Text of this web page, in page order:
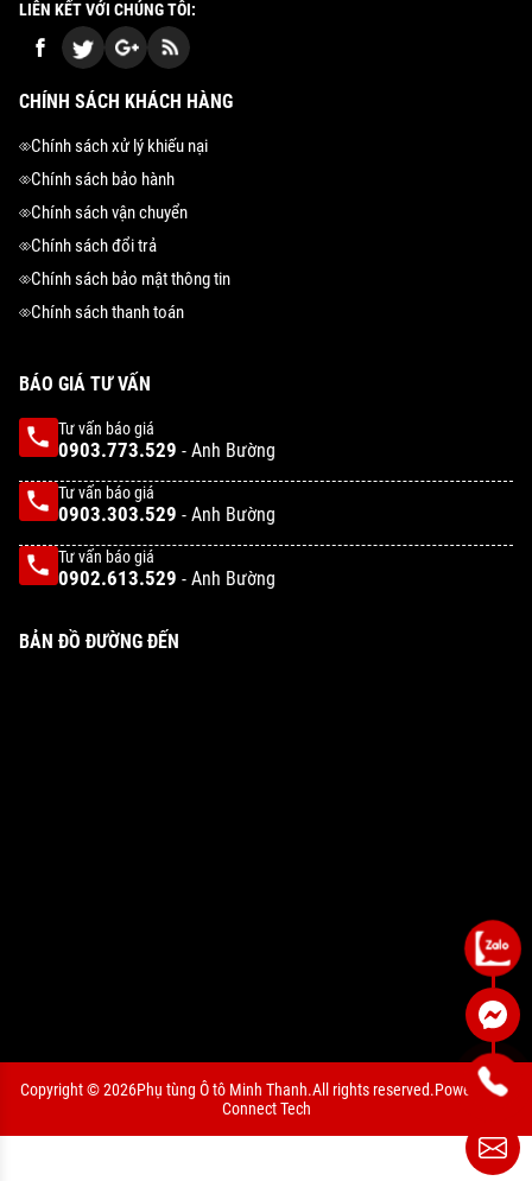
LIÊN KẾT VỚI CHÚNG TÔI:
CHÍNH SÁCH KHÁCH HÀNG
Chính sách xử lý khiếu nại
Chính sách bảo hành
Chính sách vận chuyển
Chính sách đổi trả
Chính sách bảo mật thông tin
Chính sách thanh toán
BÁO GIÁ TƯ VẤN
Tư vấn báo giá
0903.773.529 - Anh Bường
Tư vấn báo giá
0903.303.529 - Anh Bường
Tư vấn báo giá
0902.613.529 - Anh Bường
BẢN ĐỒ ĐƯỜNG ĐẾN
Copyright © 2026Phụ tùng Ô tô Minh Thanh.All rights reserved.Powered by
Connect Tech